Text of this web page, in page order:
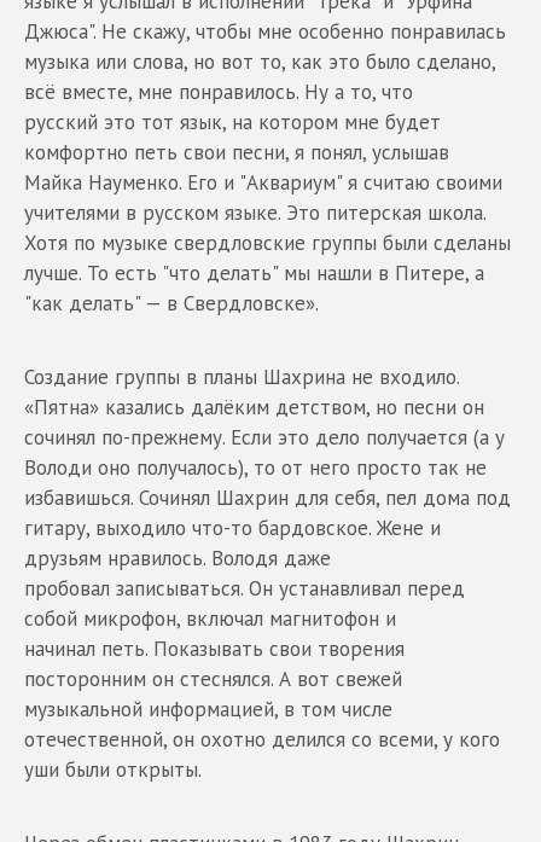
Джюса". Не скажу, чтобы мне особенно понравилась
музыка или слова, но вот то, как это было сделано,
всё вместе, мне понравилось. Ну а то, что
русский это тот язык, на котором мне будет
комфортно петь свои песни, я понял, услышав
Майка Науменко. Его и "Аквариум" я считаю своими
учителями в русском языке. Это питерская школа.
Хотя по музыке свердловские группы были сделаны
лучше. То есть "что делать" мы нашли в Питере, а
"как делать" — в Свердловске».
Создание группы в планы Шахрина не входило.
«Пятна» казались далёким детством, но песни он
сочинял по-прежнему. Если это дело получается (а у
Володи оно получалось), то от него просто так не
избавишься. Сочинял Шахрин для себя, пел дома под
гитару, выходило что-то бардовское. Жене и
друзьям нравилось. Володя даже
пробовал записываться. Он устанавливал перед
собой микрофон, включал магнитофон и
начинал петь. Показывать свои творения
посторонним он стеснялся. А вот свежей
музыкальной информацией, в том числе
отечественной, он охотно делился со всеми, у кого
уши были открыты.